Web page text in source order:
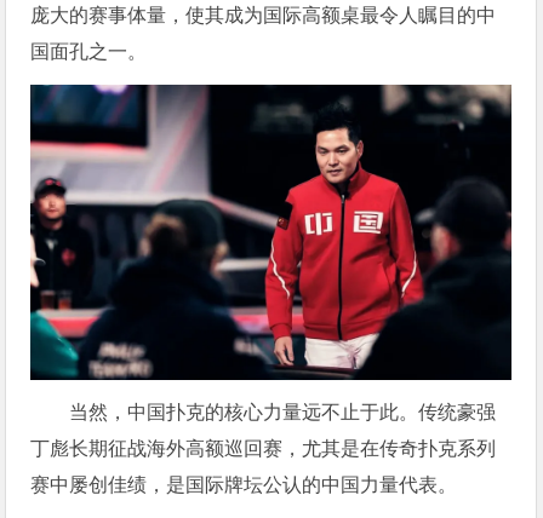
庞大的赛事体量，使其成为国际高额桌最令人瞩目的中
国面孔之一。
当然，中国扑克的核心力量远不止于此。传统豪强
丁彪长期征战海外高额巡回赛，尤其是在传奇扑克系列
赛中屡创佳绩，是国际牌坛公认的中国力量代表。